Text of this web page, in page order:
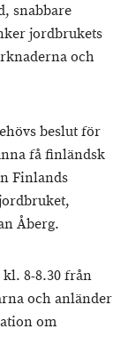
snabbare
jordbrukets
och
beslut för
få finländsk
Finlands
Åberg.
8-8.30 från
och anländer
om